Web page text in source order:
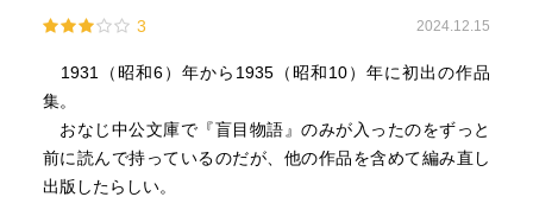
3 2024.12.15
1931（昭和6）年から1935（昭和10）年に初出の作品
集。
おなじ中公文庫で『盲目物語』のみが入ったのをずっと
前に読んで持っているのだが、他の作品を含めて編み直し
出版したらしい。